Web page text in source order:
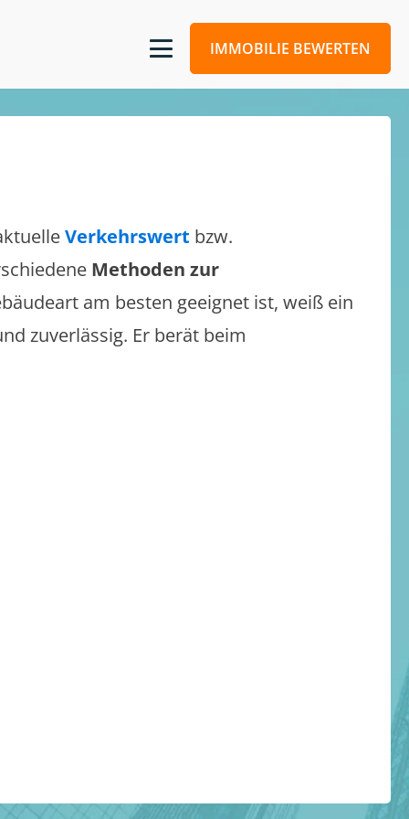
IMMOBILIE BEWERTEN
Verkehrswert bzw.
Methoden zur
am besten geeignet ist, weiß ein
zuverlässig. Er berät beim